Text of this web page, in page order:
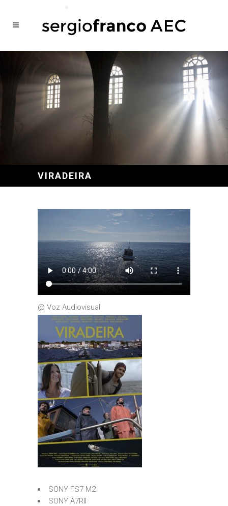
VIRADEIRA
@ Voz Audiovisual
SONY FS7 M2
SONY A7RII